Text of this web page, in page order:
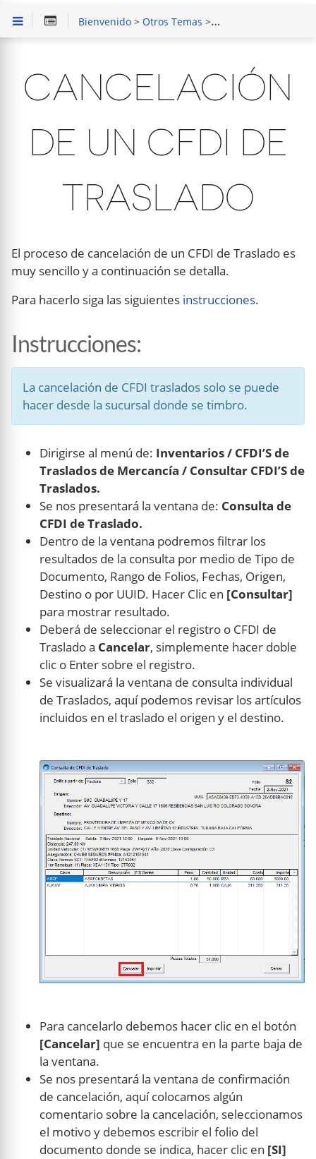
Bienvenido> Otros Temas > CFDI de Traslado
CANCELACIÓN
DE UN CFDI DE
TRASLADO
El proceso de cancelación de un CFDI de Traslado es
muy sencillo y a continuación se detalla.
Para hacerlo siga las siguientes instrucciones.
Instrucciones:
La cancelación de CFDI traslados solo se puede
hacer desde la sucursal donde se timbro.
Dirigirse al menú de: Inventarios / CFDI’S de
Traslados de Mercancía / Consultar CFDI’S de
Traslados.
Se nos presentará la ventana de: Consulta de
CFDI de Traslado.
Dentro de la ventana podremos filtrar los
resultados de la consulta por medio de Tipo de
Documento, Rango de Folios, Fechas, Origen,
Destino o por UUID. Hacer Clic en [Consultar]
para mostrar resultado.
Deberá de seleccionar el registro o CFDI de
Traslado a Cancelar, simplemente hacer doble
clic o Enter sobre el registro.
Se visualizará la ventana de consulta individual
de Traslados, aquí podemos revisar los artículos
incluidos en el traslado el origen y el destino.
Para cancelarlo debemos hacer clic en el botón
[Cancelar] que se encuentra en la parte baja de
la ventana.
Se nos presentará la ventana de confirmación
de cancelación, aquí colocamos algún
comentario sobre la cancelación, seleccionamos
el motivo y debemos escribir el folio del
documento donde se indica, hacer clic en [SI]